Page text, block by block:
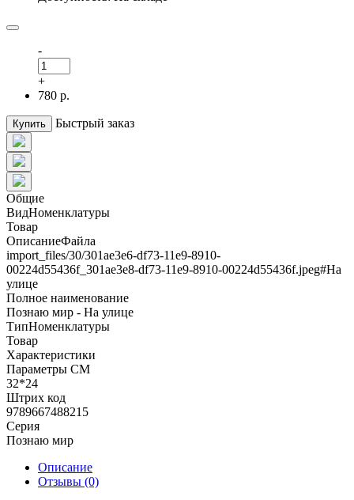
-
+
780 р.
Купить Быстрый заказ
Общие
ВидНоменклатуры
Товар
ОписаниеФайла
import_files/30/301ae3e6-df73-11e9-8910-
00224d55436f_301ae3e8-df73-11e9-8910-00224d55436f.jpeg#На
улице
Полное наименование
Познаю мир - На улице
ТипНоменклатуры
Товар
Характеристики
Параметры СМ
32*24
Штрих код
9789667488215
Серия
Познаю мир
Описание
Отзывы (0)